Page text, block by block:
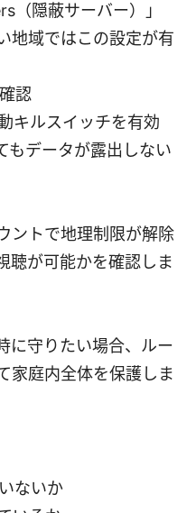
（隠蔽サーバー）」
地域ではこの設定が有
認
キルスイッチを有効
もデータが露出しない
ントで地理制限が解除
聴が可能かを確認しま
に守りたい場合、ルー
家庭内全体を保護しま
ないか